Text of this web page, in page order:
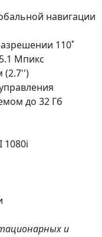
навигации
110˚
Мпикс
(2.7'')
до 32 Гб
1080i
и